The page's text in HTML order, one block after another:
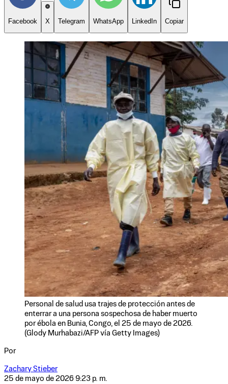
Facebook X Telegram WhatsApp LinkedIn Copiar
Personal de salud usa trajes de protección antes de
enterrar a una persona sospechosa de haber muerto
por ébola en Bunia, Congo, el 25 de mayo de 2026.
(Glody Murhabazi/AFP vía Getty Images)
Por
Zachary Stieber
25 de mayo de 2026 9:23 p. m.